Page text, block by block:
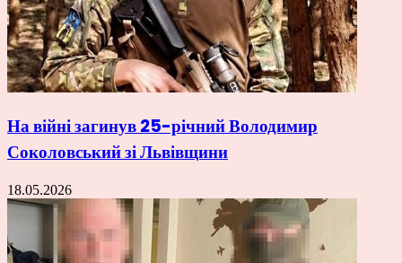
На війні загинув 25-річний Володимир
Соколовський зі Львівщини
18.05.2026